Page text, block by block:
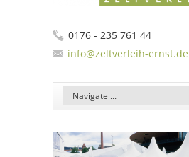
0176 - 235 761 44
info@zeltverleih-ernst.de